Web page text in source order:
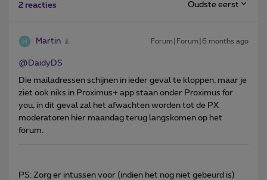
2 reacties Oudste eerst
Martin Forum|Forum|6 months ago
@DaidyDS
Die mailadressen schijnen in ieder geval te kloppen, maar je
ziet ook niks in Proximus+ app staan onder Proximus for
you, in dit geval zal het afwachten worden tot de PX
moderatoren hier maandag terug langskomen op het
forum.
PS: Zorg er intussen voor (indien het nog niet gebeurd is)